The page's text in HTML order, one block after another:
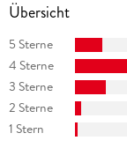
Übersicht
5 Sterne
4 Sterne
3 Sterne
2 Sterne
1 Stern